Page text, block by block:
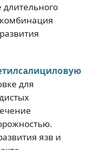
длительного
для
язв и